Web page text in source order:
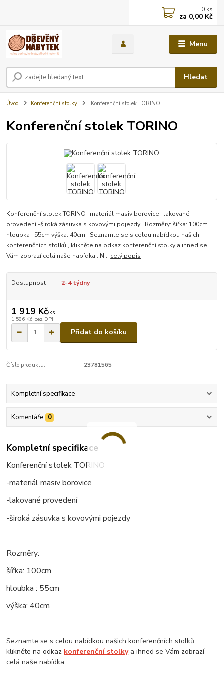
Menu
Hledat
0 ks
za 0,00 Kč
Úvod Konferenční stolky Konferenční stolek TORINO
Konferenční stolek TORINO
Konferenční stolek TORINO -materiál masiv borovice -lakované
provedení -široká zásuvka s kovovými pojezdy Rozměry: šířka: 100cm
hloubka : 55cm výška: 40cm Seznamte se s celou nabídkou našich
konferenčních stolků , klikněte na odkaz konferenční stolky a ihned se
Vám zobrazí celá naše nabídka . N... celý popis
Dostupnost 2-4 týdny
1 919 Kč/ks
1 586 Kč bez DPH
Přidat do košíku
Číslo produktu: 23781565
Kompletní specifikace
Komentáře 0
Kompletní specifikace
Konferenční stolek TORINO
-materiál masiv borovice
-lakované provedení
-široká zásuvka s kovovými pojezdy
Rozměry:
šířka: 100cm
hloubka : 55cm
výška: 40cm
Seznamte se s celou nabídkou našich konferenčních stolků ,
klikněte na odkaz konferenční stolkya ihned se Vám zobrazí
celá naše nabídka .